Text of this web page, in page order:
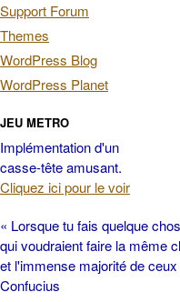
Support Forum
Themes
WordPress Blog
WordPress Planet
JEU METRO
Implémentation d'un
casse-tête amusant.
Cliquez ici pour le voir
« Lorsque tu fais quelque
qui voudraient faire la même
et l'immense majorité de
Confucius